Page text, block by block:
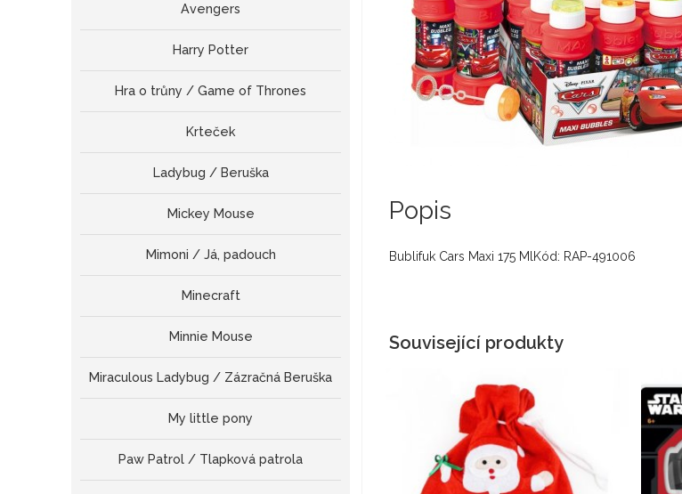
Popis
Bublifuk Cars Maxi 175 MlKód: RAP-491006
Související produkty
Avengers
Harry Potter
Hra o trůny / Game of Thrones
Krteček
Ladybug / Beruška
Mickey Mouse
Mimoni / Já, padouch
Minecraft
Minnie Mouse
Miraculous Ladybug / Zázračná Beruška
My little pony
Paw Patrol / Tlapková patrola